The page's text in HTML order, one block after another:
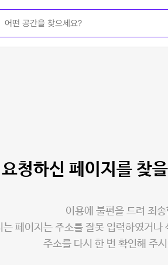
요청하신 페이지를 찾
이용에 불편을 드려 죄
는 페이지는 주소를 잘못 입력하였거나
주소를 다시 한 번 확인해 주